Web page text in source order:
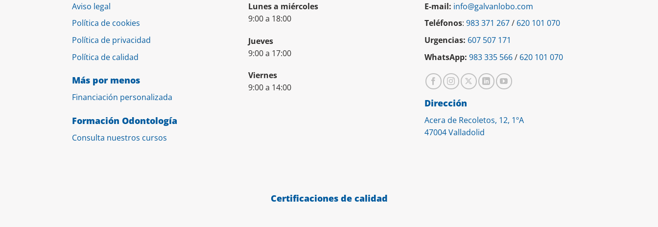
Aviso legal
Política de cookies
Política de privacidad
Política de calidad
Más por menos
Financiación personalizada
Formación Odontología
Consulta nuestros cursos
Lunes a miércoles
9:00 a 18:00
Jueves
9:00 a 17:00
Viernes
9:00 a 14:00
E-mail: info@galvanlobo.com
Teléfonos: 983 371 267/ 620 101 070
Urgencias: 607 507 171
WhatsApp: 983 335 566/ 620 101 070
Dirección
Acera de Recoletos, 12, 1ºA
47004 Valladolid
Certificaciones de calidad